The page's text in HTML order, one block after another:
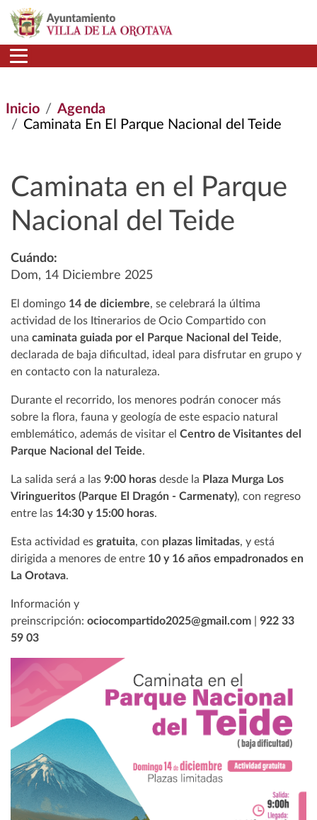
Pasar al contenido principal
Inicio
Agenda
Caminata En El Parque Nacional del Teide
Caminata en el Parque
Nacional del Teide
Cuándo:
Dom, 14 Diciembre 2025
El domingo 14 de diciembre, se celebrará la última
actividad de los Itinerarios de Ocio Compartido con
una caminata guiada por el Parque Nacional del Teide,
declarada de baja dificultad, ideal para disfrutar en grupo y
en contacto con la naturaleza.
Durante el recorrido, los menores podrán conocer más
sobre la flora, fauna y geología de este espacio natural
emblemático, además de visitar el Centro de Visitantes del
Parque Nacional del Teide.
La salida será a las 9:00 horas desde la Plaza Murga Los
Viringueritos (Parque El Dragón - Carmenaty), con regreso
entre las 14:30 y 15:00 horas.
Esta actividad es gratuita, con plazas limitadas, y está
dirigida a menores de entre 10 y 16 años empadronados en
La Orotava.
Información y
preinscripción: ociocompartido2025@gmail.com
922 33
59 03